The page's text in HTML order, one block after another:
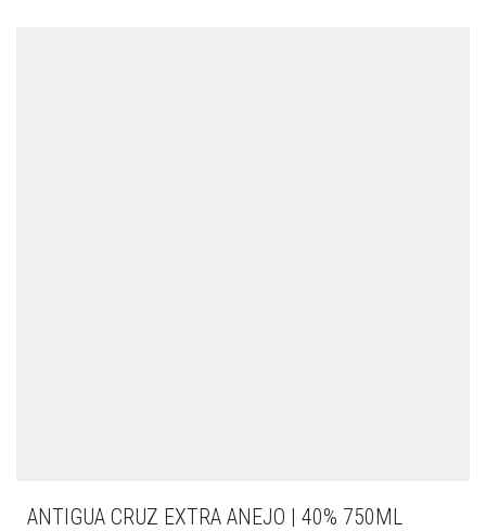
ANTIGUA CRUZ EXTRA ANEJO | 40% 750ML